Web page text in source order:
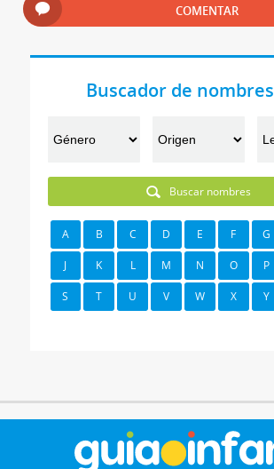
COMENTAR
Buscador de nombres
Buscar nombres
A B C D E F G
J K L M N O P
S T U V W X Y